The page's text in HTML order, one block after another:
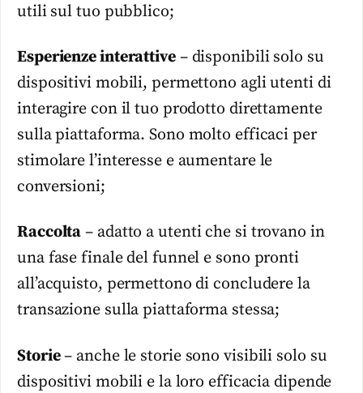
utili sul tuo pubblico;
Esperienze interattive– disponibili solo su
dispositivi mobili, permettono agli utenti di
interagire con il tuo prodotto direttamente
sulla piattaforma. Sono molto efficaci per
stimolare l’interesse e aumentare le
conversioni;
Raccolta – adatto a utenti che si trovano in
una fase finale del funnel e sono pronti
all’acquisto, permettono di concludere la
transazione sulla piattaforma stessa;
Storie– anche le storie sono visibili solo su
dispositivi mobili e la loro efficacia dipende